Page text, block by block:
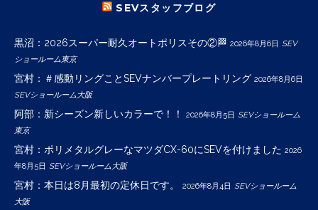
SEVスタッフブログ
黒沼：2026スーパー耐久オートポリスその②🏁 2026年8月6日 SEV
ショールーム東京
宮村：＃感動リングことSEVナンバープレートリング 2026年8月6日
SEVショールーム大阪
阿部：新シーズン新しいカラーで！！ 2026年8月5日 SEVショールーム
東京
宮村：ポリメタルグレーなマツダCX-60にSEVを付けました 2026
年8月5日 SEVショールーム大阪
宮村：本日は8月最初の定休日です。 2026年8月4日 SEVショールーム
大阪